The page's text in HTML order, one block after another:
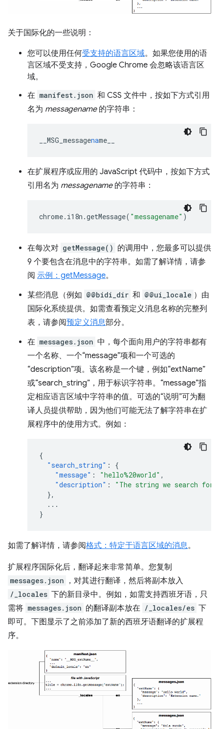
关于国际化的一些说明：
您可以使用任何受支持的语言区域。如果您使用的语
言区域不受支持，Google Chrome 会忽略该语言区
域。
在 manifest.json 和 CSS 文件中，按如下方式引用
名为 messagename的字符串：
__MSG_messagename__
在扩展程序或应用的 JavaScript 代码中，按如下方式
引用名为 messagename的字符串：
chrome. i18n .getMessage( "messagename" )
在每次对 getMessage() 的调用中，您最多可以提供
9 个要包含在消息中的字符串。如需了解详情，请参
阅 示例：getMessage。
某些消息（例如 @@bidi_dir 和 @@ui_locale ）由
国际化系统提供。如需查看预定义消息名称的完整列
表，请参阅预定义消息部分。
在 messages.json 中，每个面向用户的字符串都有
一个名称、一个“message”项和一个可选的
“description”项。该名称是一个键，例如“extName”
或“search_string”，用于标识字符串。“message”指
定相应语言区域中字符串的值。可选的“说明”可为翻
译人员提供帮助，因为他们可能无法了解字符串在扩
展程序中的使用方式。例如：
{
"search_string" :
{
"message" : "hello%20world" ,
"description" :
"The string we search for.
},
...
}
如需了解详情，请参阅格式：特定于语言区域的消息。
扩展程序国际化后，翻译起来非常简单。您复制
messages.json ，对其进行翻译，然后将副本放入
/_locales 下的新目录中。例如，如需支持西班牙语，只
需将 messages.json 的翻译副本放在 /_locales/es 下
即可。下图显示了之前添加了新的西班牙语翻译的扩展程
序。